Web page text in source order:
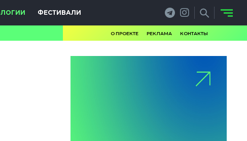
ФЕСТИВАЛИ
О ПРОЕКТЕ РЕКЛАМА КОНТАКТЫ